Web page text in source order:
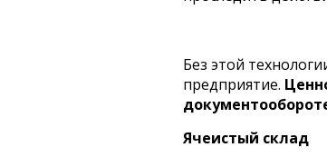
Без этой
предприятие.
Ячеистый склад